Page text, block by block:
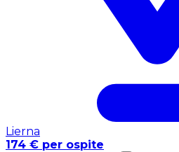
Lierna
174 € per ospite